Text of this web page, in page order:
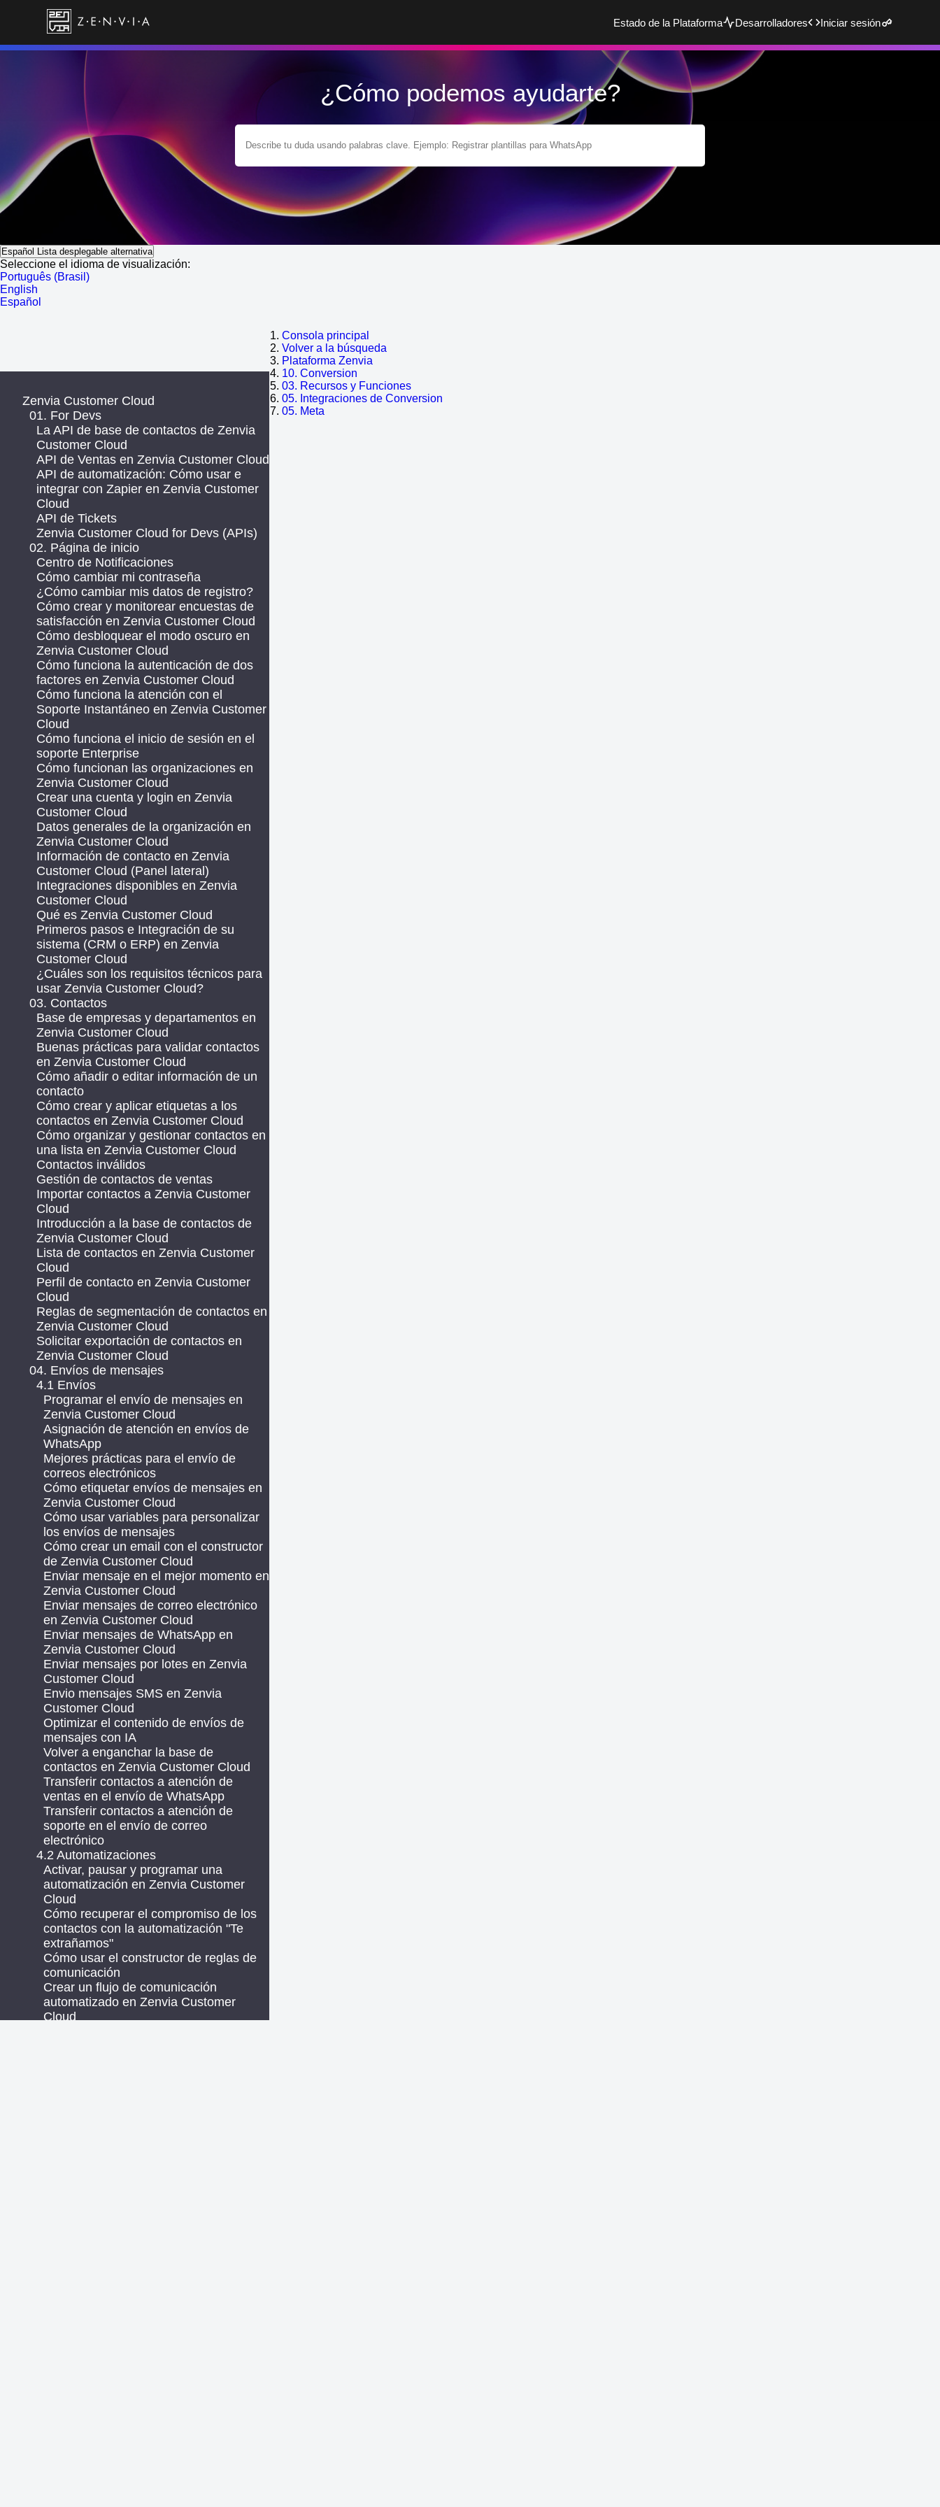
Estado de la Plataforma Desarrolladores Iniciar sesión
¿Cómo podemos ayudarte?
Español Lista desplegable alternativa
Seleccione el idioma de visualización:
Português (Brasil)
English
Español
Consola principal
Volver a la búsqueda
Plataforma Zenvia
10. Conversion
03. Recursos y Funciones
05. Integraciones de Conversion
05. Meta
Zenvia Customer Cloud
01. For Devs
La API de base de contactos de Zenvia
Customer Cloud
API de Ventas en Zenvia Customer Cloud
API de automatización: Cómo usar e
integrar con Zapier en Zenvia Customer
Cloud
API de Tickets
Zenvia Customer Cloud for Devs (APIs)
02. Página de inicio
Centro de Notificaciones
Cómo cambiar mi contraseña
¿Cómo cambiar mis datos de registro?
Cómo crear y monitorear encuestas de
satisfacción en Zenvia Customer Cloud
Cómo desbloquear el modo oscuro en
Zenvia Customer Cloud
Cómo funciona la autenticación de dos
factores en Zenvia Customer Cloud
Cómo funciona la atención con el
Soporte Instantáneo en Zenvia Customer
Cloud
Cómo funciona el inicio de sesión en el
soporte Enterprise
Cómo funcionan las organizaciones en
Zenvia Customer Cloud
Crear una cuenta y login en Zenvia
Customer Cloud
Datos generales de la organización en
Zenvia Customer Cloud
Información de contacto en Zenvia
Customer Cloud (Panel lateral)
Integraciones disponibles en Zenvia
Customer Cloud
Qué es Zenvia Customer Cloud
Primeros pasos e Integración de su
sistema (CRM o ERP) en Zenvia
Customer Cloud
¿Cuáles son los requisitos técnicos para
usar Zenvia Customer Cloud?
03. Contactos
Base de empresas y departamentos en
Zenvia Customer Cloud
Buenas prácticas para validar contactos
en Zenvia Customer Cloud
Cómo añadir o editar información de un
contacto
Cómo crear y aplicar etiquetas a los
contactos en Zenvia Customer Cloud
Cómo organizar y gestionar contactos en
una lista en Zenvia Customer Cloud
Contactos inválidos
Gestión de contactos de ventas
Importar contactos a Zenvia Customer
Cloud
Introducción a la base de contactos de
Zenvia Customer Cloud
Lista de contactos en Zenvia Customer
Cloud
Perfil de contacto en Zenvia Customer
Cloud
Reglas de segmentación de contactos en
Zenvia Customer Cloud
Solicitar exportación de contactos en
Zenvia Customer Cloud
04. Envíos de mensajes
4.1 Envíos
Programar el envío de mensajes en
Zenvia Customer Cloud
Asignación de atención en envíos de
WhatsApp
Mejores prácticas para el envío de
correos electrónicos
Cómo etiquetar envíos de mensajes en
Zenvia Customer Cloud
Cómo usar variables para personalizar
los envíos de mensajes
Cómo crear un email con el constructor
de Zenvia Customer Cloud
Enviar mensaje en el mejor momento en
Zenvia Customer Cloud
Enviar mensajes de correo electrónico
en Zenvia Customer Cloud
Enviar mensajes de WhatsApp en
Zenvia Customer Cloud
Enviar mensajes por lotes en Zenvia
Customer Cloud
Envio mensajes SMS en Zenvia
Customer Cloud
Optimizar el contenido de envíos de
mensajes con IA
Volver a enganchar la base de
contactos en Zenvia Customer Cloud
Transferir contactos a atención de
ventas en el envío de WhatsApp
Transferir contactos a atención de
soporte en el envío de correo
electrónico
4.2 Automatizaciones
Activar, pausar y programar una
automatización en Zenvia Customer
Cloud
Cómo recuperar el compromiso de los
contactos con la automatización "Te
extrañamos"
Cómo usar el constructor de reglas de
comunicación
Crear un flujo de comunicación
automatizado en Zenvia Customer
Cloud